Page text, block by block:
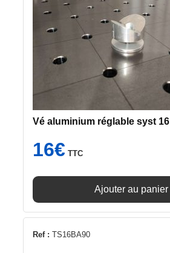
Vé aluminium réglable syst 16
16€ TTC
Ajouter au panier
Ref : TS16BA90